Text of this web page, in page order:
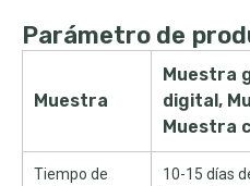
Parámetro de
Muestra
Muestra
digital,
Muestra
Tiempo de
10-15 días